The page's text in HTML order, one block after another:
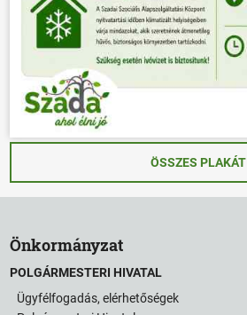
ÖSSZES PLAKÁT
Önkormányzat
POLGÁRMESTERI HIVATAL
Ügyfélfogadás, elérhetőségek